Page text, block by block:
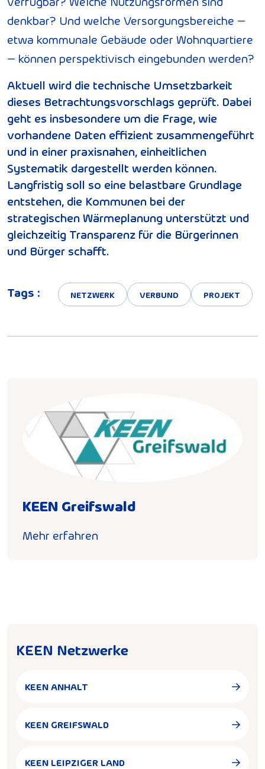
denkbar? Und welche Versorgungsbereiche –
etwa kommunale Gebäude oder Wohnquartiere
– können perspektivisch eingebunden werden?
Aktuell wird die technische Umsetzbarkeit
dieses Betrachtungsvorschlags geprüft. Dabei
geht es insbesondere um die Frage, wie
vorhandene Daten effizient zusammengeführt
und in einer praxisnahen, einheitlichen
Systematik dargestellt werden können.
Langfristig soll so eine belastbare Grundlage
entstehen, die Kommunen bei der
strategischen Wärmeplanung unterstützt und
gleichzeitig Transparenz für die Bürgerinnen
und Bürger schafft.
Tags : NETZWERK VERBUND PROJEKT
KEEN Greifswald
Mehr erfahren
KEEN Netzwerke
KEEN ANHALT
KEEN GREIFSWALD
KEEN LEIPZIGER LAND